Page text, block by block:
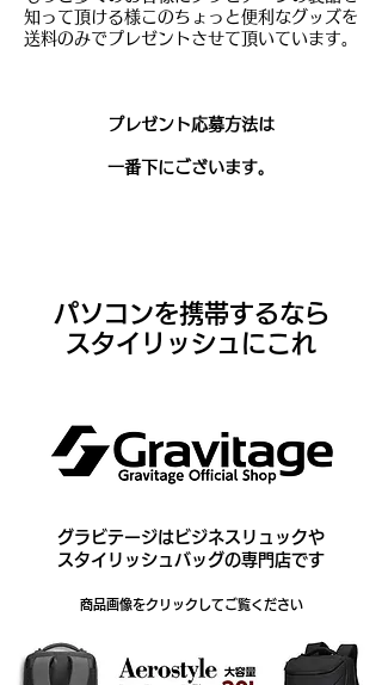
知って頂ける様このちょっと便利なグッズを
送料のみでプレゼントさせて頂いています。
プレゼント応募方法は
一番下にございます。
パソコンを携帯するなら
​スタイリッシュにこれ
グラビテージはビジネスリュックや
​スタイリッシュバッグの専門店です
商品画像をクリックしてご覧ください